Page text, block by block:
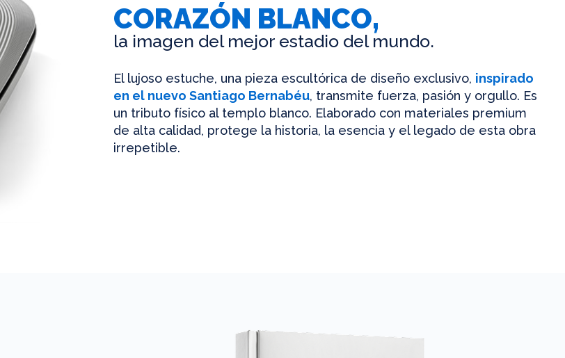
CORAZÓN BLANCO,
la imagen del mejor estadio del mundo.
El lujoso estuche, una pieza escultórica de diseño exclusivo, inspirado
en el nuevo Santiago Bernabéu, transmite fuerza, pasión y orgullo. Es
un tributo físico al templo blanco. Elaborado con materiales premium
de alta calidad, protege la historia, la esencia y el legado de esta obra
irrepetible.